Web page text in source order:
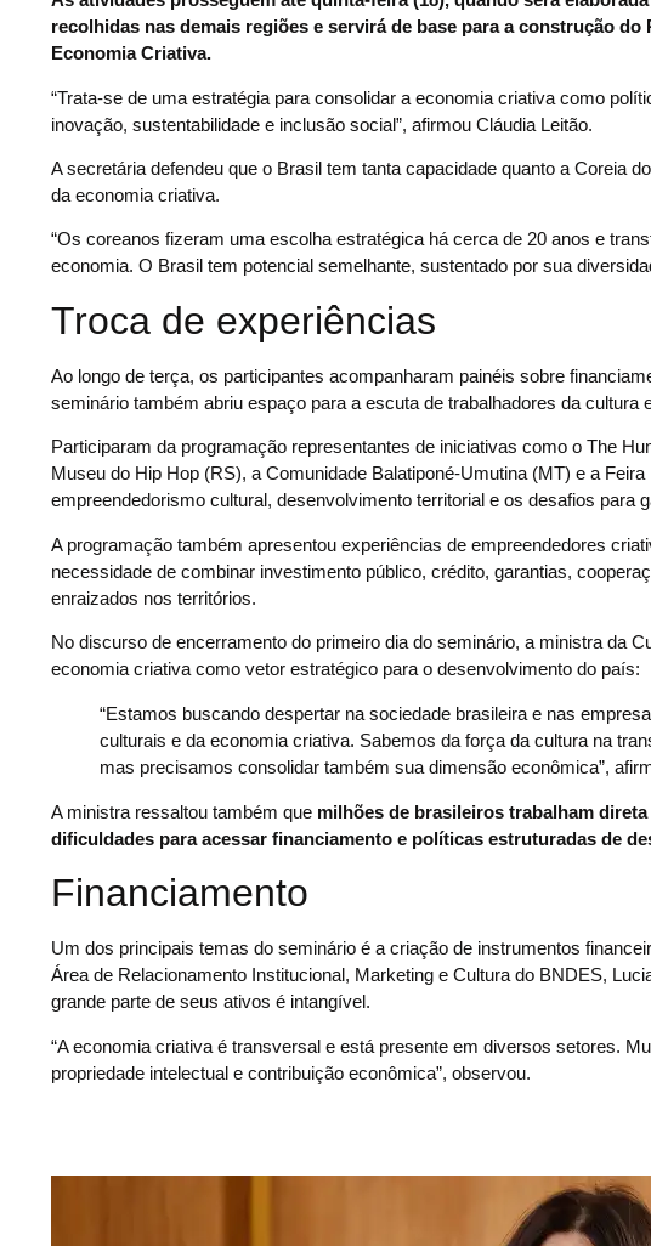
recolhidas nas demais regiões e servirá de base para a construção
Economia Criativa.
“Trata-se de uma estratégia para consolidar a economia criativa como
inovação, sustentabilidade e inclusão social”, afirmou Cláudia Leitão.
A secretária defendeu que o Brasil tem tanta capacidade quanto a Coreia
da economia criativa.
“Os coreanos fizeram uma escolha estratégica há cerca de 20 anos e
economia. O Brasil tem potencial semelhante, sustentado por sua
Troca de experiências
Ao longo de terça, os participantes acompanharam painéis sobre
seminário também abriu espaço para a escuta de trabalhadores da cultura
Participaram da programação representantes de iniciativas como o The
Museu do Hip Hop (RS), a Comunidade Balatiponé-Umutina (MT) e a
empreendedorismo cultural, desenvolvimento territorial e os desafios para
A programação também apresentou experiências de empreendedores
necessidade de combinar investimento público, crédito, garantias,
enraizados nos territórios.
No discurso de encerramento do primeiro dia do seminário, a ministra da
economia criativa como vetor estratégico para o desenvolvimento do país:
“Estamos buscando despertar na sociedade brasileira e nas
culturais e da economia criativa. Sabemos da força da cultura na
mas precisamos consolidar também sua dimensão econômica”,
A ministra ressaltou também que milhões de brasileiros trabalham
dificuldades para acessar financiamento e políticas estruturadas de
Financiamento
Um dos principais temas do seminário é a criação de instrumentos
Área de Relacionamento Institucional, Marketing e Cultura do BNDES,
grande parte de seus ativos é intangível.
“A economia criativa é transversal e está presente em diversos setores.
propriedade intelectual e contribuição econômica”, observou.